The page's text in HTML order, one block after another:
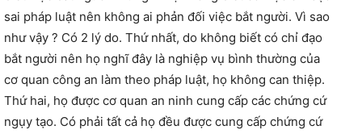
sai pháp luật nên không ai phản đối việc bắt người. Vì sao
như vậy ? Có 2 lý do. Thứ nhất, do không biết có chỉ đạo
bắt người nên họ nghĩ đây là nghiệp vụ bình thường của
cơ quan công an làm theo pháp luật, họ không can thiệp.
Thứ hai, họ được cơ quan an ninh cung cấp các chứng cứ
ngụy tạo. Có phải tất cả họ đều được cung cấp chứng cứ